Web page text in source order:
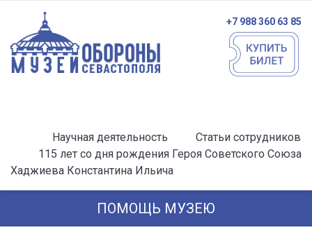
+7 988 360 63 85
Научная деятельность
Статьи сотрудников
115 лет со дня рождения Героя Советского Союза
Хаджиева Константина Ильича
ПОМОЩЬ МУЗЕЮ